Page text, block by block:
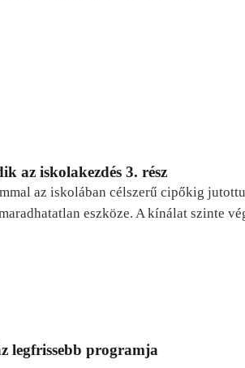
az iskolakezdés 3. rész
az iskolában célszerű cipőkig
eszköze. A kínálat szinte
legfrissebb programja